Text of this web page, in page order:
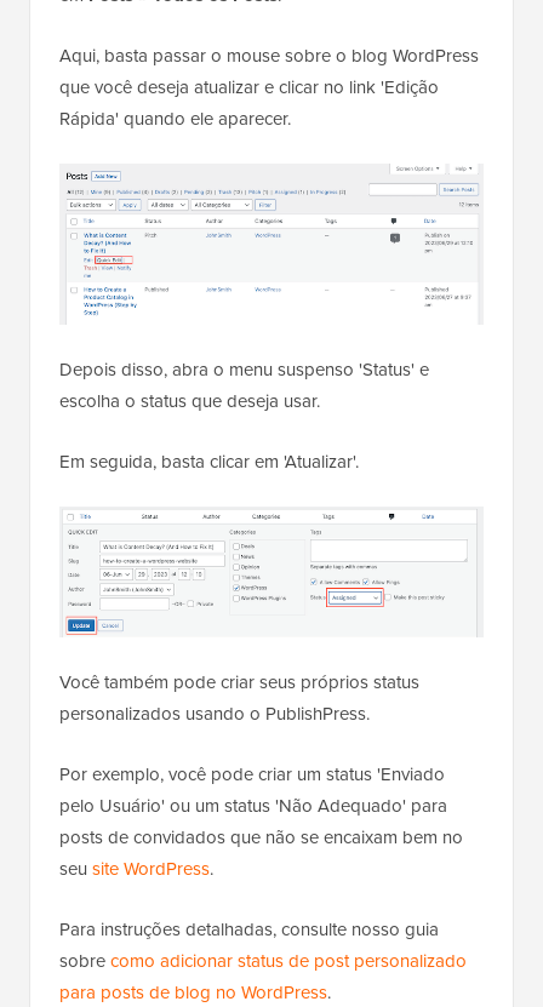
Aqui, basta passar o mouse sobre o blog WordPress
que você deseja atualizar e clicar no link 'Edição
Rápida' quando ele aparecer.
Depois disso, abra o menu suspenso 'Status' e
escolha o status que deseja usar.
Em seguida, basta clicar em 'Atualizar'.
Você também pode criar seus próprios status
personalizados usando o PublishPress.
Por exemplo, você pode criar um status 'Enviado
pelo Usuário' ou um status 'Não Adequado' para
posts de convidados que não se encaixam bem no
seu site WordPress.
Para instruções detalhadas, consulte nosso guia
sobrecomo adicionar status de post personalizado
para posts de blog no WordPress.